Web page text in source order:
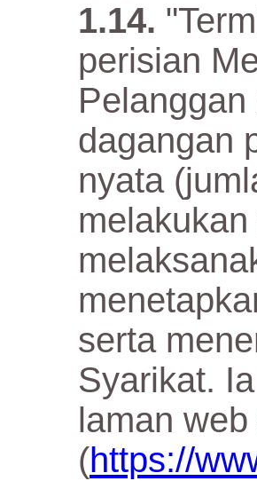
perisian
dagangan
nyata
serta
Syarikat.
laman
(https://